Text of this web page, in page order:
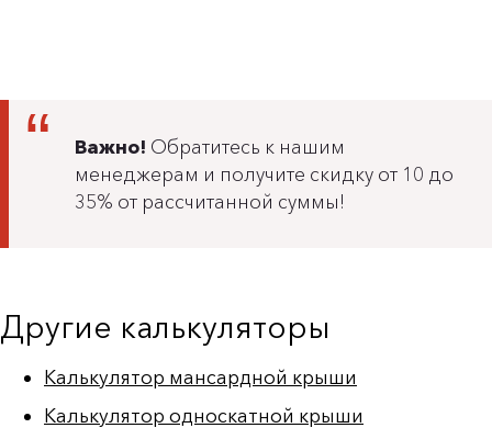
Важно! Обратитесь к нашим
менеджерам и получите скидку от 10 до
35% от рассчитанной суммы!
Другие калькуляторы
Калькулятор мансардной крыши
Калькулятор односкатной крыши